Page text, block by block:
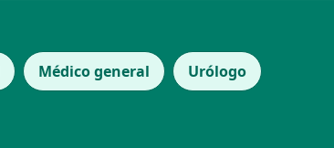
Médico general Urólogo